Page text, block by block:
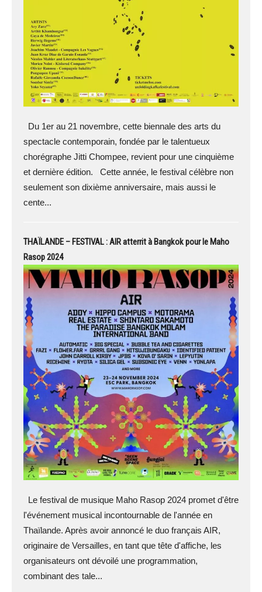
Du 1er au 21 novembre, cette biennale des arts du
spectacle contemporain, fondée par le talentueux
chorégraphe Jitti Chompee, revient pour une cinquième
et dernière édition. Cette année, le festival célèbre non
seulement son dixième anniversaire, mais aussi le
cente...
THAÏLANDE – FESTIVAL : AIR atterrit à Bangkok pour le Maho
Rasop 2024
Le festival de musique Maho Rasop 2024 promet d'être
l'événement musical incontournable de l'année en
Thaïlande. Après avoir annoncé le duo français AIR,
originaire de Versailles, en tant que tête d'affiche, les
organisateurs ont dévoilé une programmation,
combinant des tale...